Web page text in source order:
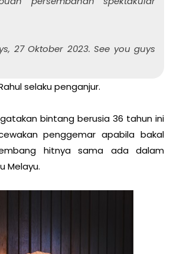
27 Oktober 2023. See you guys
selaku penganjur.
bintang berusia 36 tahun ini
penggemar apabila bakal
hitnya sama ada dalam
Melayu.